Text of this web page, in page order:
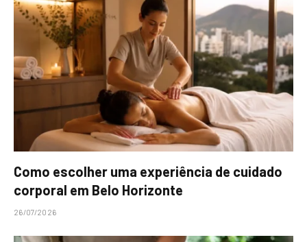
Como escolher uma experiência de cuidado
corporal em Belo Horizonte
26/07/2026